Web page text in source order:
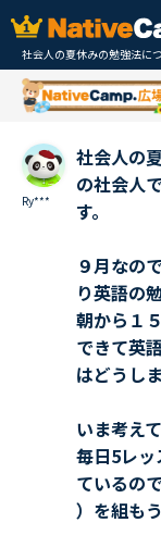
社会人の夏休みの勉強法に
Ry***
社会人の
の社会人
す。
９月なの
り英語の
朝から１
できて英
はどうし
いま考え
毎日5レ
ているの
）を組も